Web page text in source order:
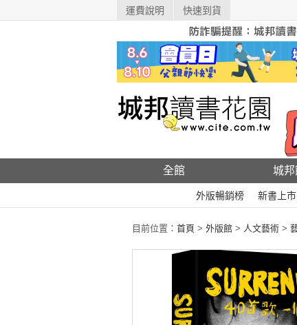
運費說明 快速到貨
全館 城邦
外版暢銷榜 新書上市
目前位置： 首頁 > 外版館 > 人文藝術 >